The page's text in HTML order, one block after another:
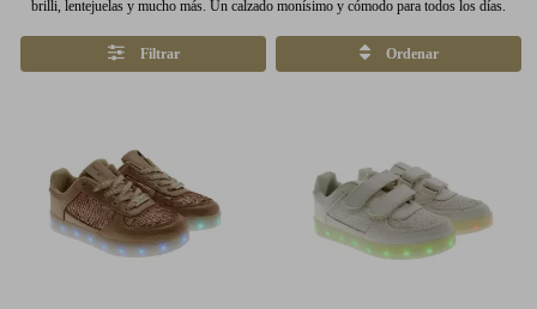
brilli, lentejuelas y mucho más. Un calzado monísimo y cómodo para todos los días.
Filtrar Ordenar